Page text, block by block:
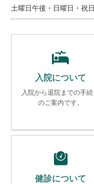
土曜日午後・日曜日・祝日
入院について
入院から退院までの手続
のご案内です。
健診について